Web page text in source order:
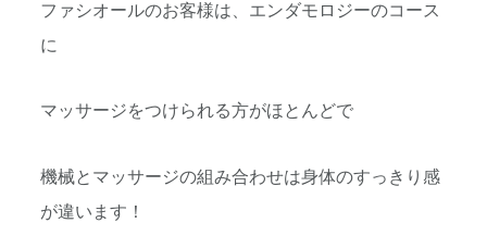
ファシオールのお客様は、エンダモロジーのコース
に
マッサージをつけられる方がほとんどで
機械とマッサージの組み合わせは身体のすっきり感
が違います！